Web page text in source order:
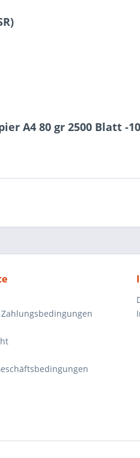
A4 80 gr 2500 Blatt -